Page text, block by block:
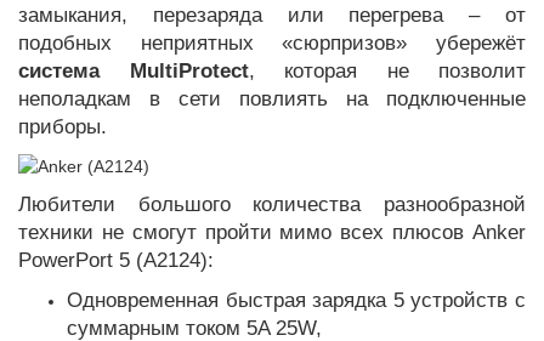
замыкания, перезаряда или перегрева – от
подобных неприятных «сюрпризов» убережёт
система MultiProtect, которая не позволит
неполадкам в сети повлиять на подключенные
приборы.
Любители большого количества разнообразной
техники не смогут пройти мимо всех плюсов Anker
PowerPort 5 (A2124):
Одновременная быстрая зарядка 5 устройств с
суммарным током 5A 25W,